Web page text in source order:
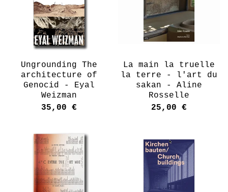
Ungrounding The
architecture of
Genocid - Eyal
Weizman
35,00 €
La main la truelle
la terre - l'art du
sakan - Aline
Rosselle
25,00 €